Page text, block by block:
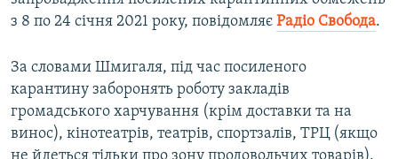
з 8 по 24 січня 2021 року, повідомляє Радіо Свобода.
За словами Шмигаля, під час посиленого
карантину заборонять роботу закладів
громадського харчування (крім доставки та на
винос), кінотеатрів, театрів, спортзалів, ТРЦ (якщо